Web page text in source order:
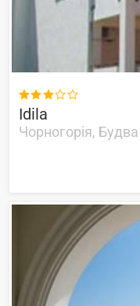

Idila
Чорногорія, Будва